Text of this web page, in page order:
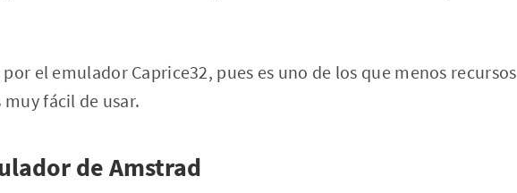
el emulador Caprice32, pues es uno de los que menos recursos
fácil de usar.
de Amstrad